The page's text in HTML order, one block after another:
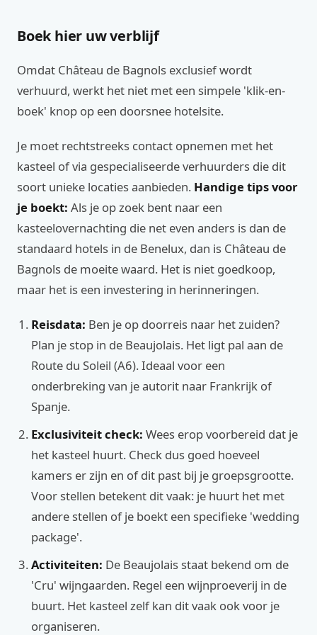
Boek hier uw verblijf
Omdat Château de Bagnols exclusief wordt
verhuurd, werkt het niet met een simpele 'klik-en-
boek' knop op een doorsnee hotelsite.
Je moet rechtstreeks contact opnemen met het
kasteel of via gespecialiseerde verhuurders die dit
soort unieke locaties aanbieden. Handige tips voor
je boekt: Als je op zoek bent naar een
kasteelovernachting die net even anders is dan de
standaard hotels in de Benelux, dan is Château de
Bagnols de moeite waard. Het is niet goedkoop,
maar het is een investering in herinneringen.
Reisdata: Ben je op doorreis naar het zuiden?
Plan je stop in de Beaujolais. Het ligt pal aan de
Route du Soleil (A6). Ideaal voor een
onderbreking van je autorit naar Frankrijk of
Spanje.
Exclusiviteit check: Wees erop voorbereid dat je
het kasteel huurt. Check dus goed hoeveel
kamers er zijn en of dit past bij je groepsgrootte.
Voor stellen betekent dit vaak: je huurt het met
andere stellen of je boekt een specifieke 'wedding
package'.
Activiteiten: De Beaujolais staat bekend om de
'Cru' wijngaarden. Regel een wijnproeverij in de
buurt. Het kasteel zelf kan dit vaak ook voor je
organiseren.